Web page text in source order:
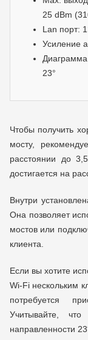
25 dBm
Lan порт:
Усиление
23°
Чтобы получить
мосту,
расстоянии до
достигается на
Внутри
Она позволяет
мостов или
клиента.
Если вы хотите
Wi-Fi нескольким
потребуется
Учитывайте,
направленности